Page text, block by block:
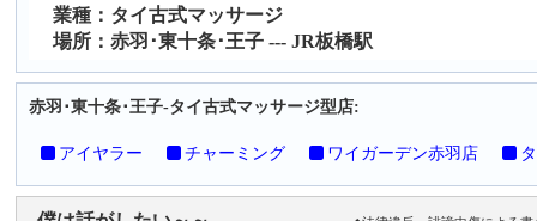
業種：タイ古式マッサージ
場所：赤羽･東十条･王子 --- JR板橋駅
赤羽･東十条･王子-タイ古式マッサージ型店:
アイヤラー チャーミング ワイガーデン赤羽店